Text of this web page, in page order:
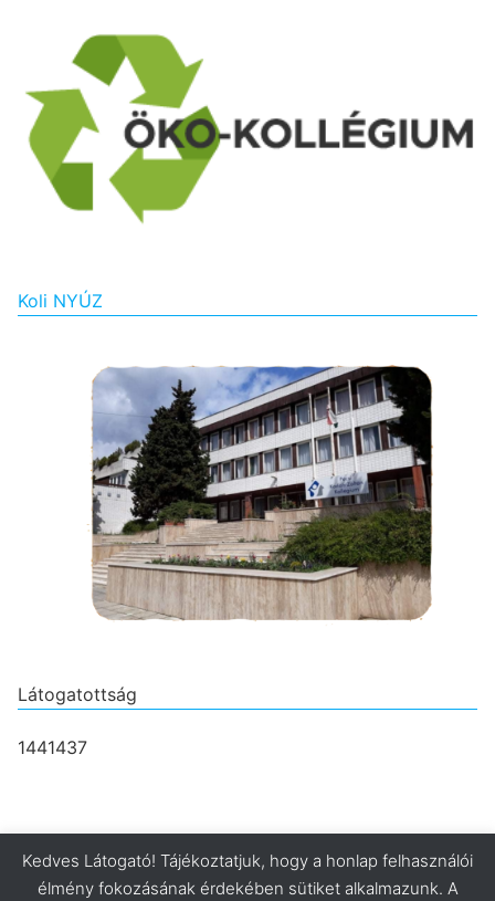
Koli NYÚZ
Látogatottság
1441437
Kedves Látogató! Tájékoztatjuk, hogy a honlap felhasználói
élmény fokozásának érdekében sütiket alkalmazunk. A